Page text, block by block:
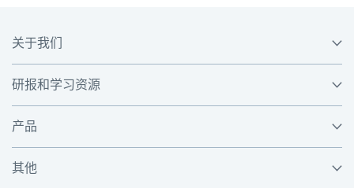
关于我们
研报和学习资源
产品
其他